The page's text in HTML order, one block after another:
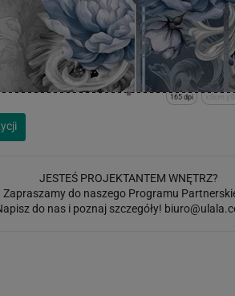
x:0cm
165 dpi
JESTEŚ PROJEKTANTEM WNĘTRZ?
Zapraszamy do naszego Programu
do nas i poznaj szczegóły!